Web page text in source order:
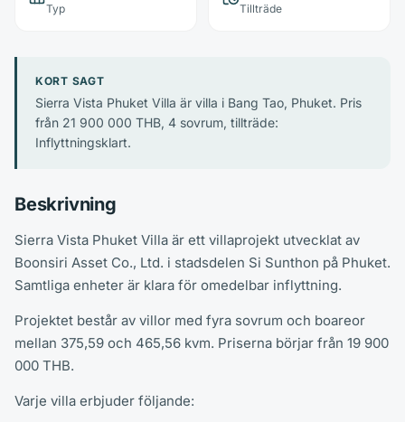
Typ Tillträde
KORT SAGT
Sierra Vista Phuket Villa är villa i Bang Tao, Phuket. Pris
från 21 900 000 THB, 4 sovrum, tillträde:
Inflyttningsklart.
Beskrivning
Sierra Vista Phuket Villa är ett villaprojekt utvecklat av
Boonsiri Asset Co., Ltd. i stadsdelen Si Sunthon på Phuket.
Samtliga enheter är klara för omedelbar inflyttning.
Projektet består av villor med fyra sovrum och boareor
mellan 375,59 och 465,56 kvm. Priserna börjar från 19 900
000 THB.
Varje villa erbjuder följande: